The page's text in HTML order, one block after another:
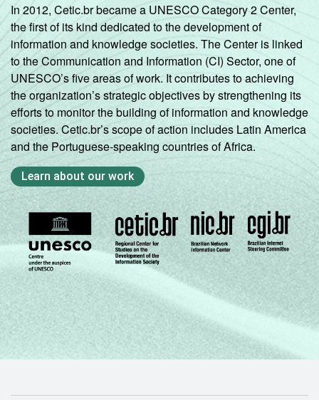
In 2012, Cetic.br became a UNESCO Category 2 Center,
the first of its kind dedicated to the development of
information and knowledge societies. The Center is linked
to the Communication and Information (CI) Sector, one of
UNESCO’s five areas of work. It contributes to achieving
the organization’s strategic objectives by strengthening its
efforts to monitor the building of information and knowledge
societies. Cetic.br’s scope of action includes Latin America
and the Portuguese-speaking countries of Africa.
Learn about our work